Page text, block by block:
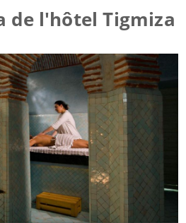
de l'hôtel Tigmiza